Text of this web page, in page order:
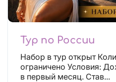
Тур по России
Набор в тур открыт Количество мест
ограничено Условия: Доход от 700 000 ₽ уже
в первый месяц. Став...